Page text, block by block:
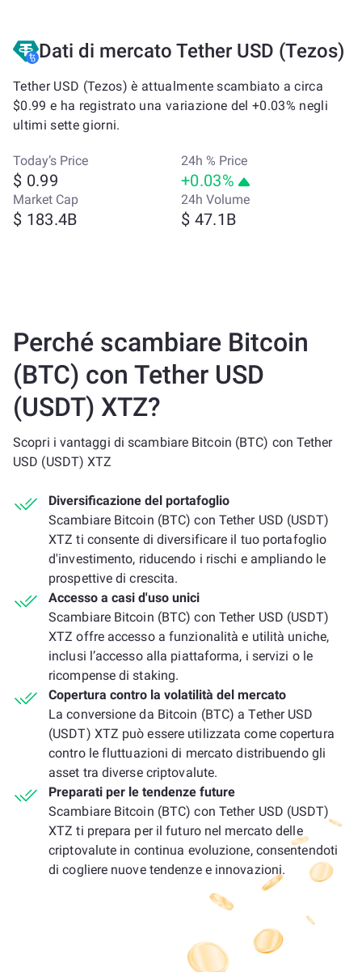
Dati di mercato Tether USD (Tezos)
Tether USD (Tezos) è attualmente scambiato a circa
$0.99 e ha registrato una variazione del +0.03% negli
ultimi sette giorni.
Today’s Price
$ 0.99
24h % Price
+0.03%
Market Cap
$ 183.4B
24h Volume
$ 47.1B
Perché scambiare Bitcoin
(BTC) con Tether USD
(USDT) XTZ?
Scopri i vantaggi di scambiare Bitcoin (BTC) con Tether
USD (USDT) XTZ
Diversificazione del portafoglio
Scambiare Bitcoin (BTC) con Tether USD (USDT)
XTZ ti consente di diversificare il tuo portafoglio
d'investimento, riducendo i rischi e ampliando le
prospettive di crescita.
Accesso a casi d'uso unici
Scambiare Bitcoin (BTC) con Tether USD (USDT)
XTZ offre accesso a funzionalità e utilità uniche,
inclusi l’accesso alla piattaforma, i servizi o le
ricompense di staking.
Copertura contro la volatilità del mercato
La conversione da Bitcoin (BTC) a Tether USD
(USDT) XTZ può essere utilizzata come copertura
contro le fluttuazioni di mercato distribuendo gli
asset tra diverse criptovalute.
Preparati per le tendenze future
Scambiare Bitcoin (BTC) con Tether USD (USDT)
XTZ ti prepara per il futuro nel mercato delle
criptovalute in continua evoluzione, consentendoti
di cogliere nuove tendenze e innovazioni.